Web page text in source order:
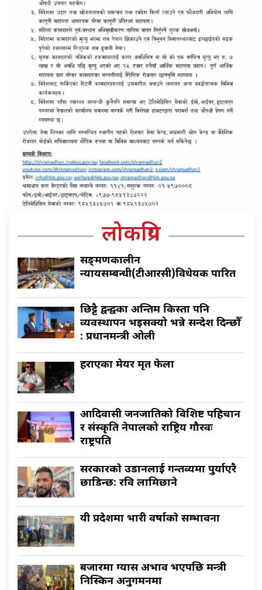
लोकप्रिय
सङ्क्रमणकालीन
न्यायसम्बन्धी(टीआरसी)विधेयक पारित
छिट्टै द्वन्द्वका अन्तिम किस्ता पनि
व्यवस्थापन भइसक्यो भन्ने सन्देश दिन्छौँ
: प्रधानमन्त्री ओली
हराएका मेयर मृत फेला
आदिवासी जनजातिको विशिष्ट पहिचान
र संस्कृति नेपालको राष्ट्रिय गौरवः
राष्ट्रपति
सरकारकाे उडानलाई गन्तव्यमा पुर्याएरै
छाडिन्छ: रवि लामिछाने
यी प्रदेशमा भारी वर्षाकाे सम्भावना
बजारमा ग्यास अभाव भएपछि मन्त्री
निस्किन अनुगमनमा